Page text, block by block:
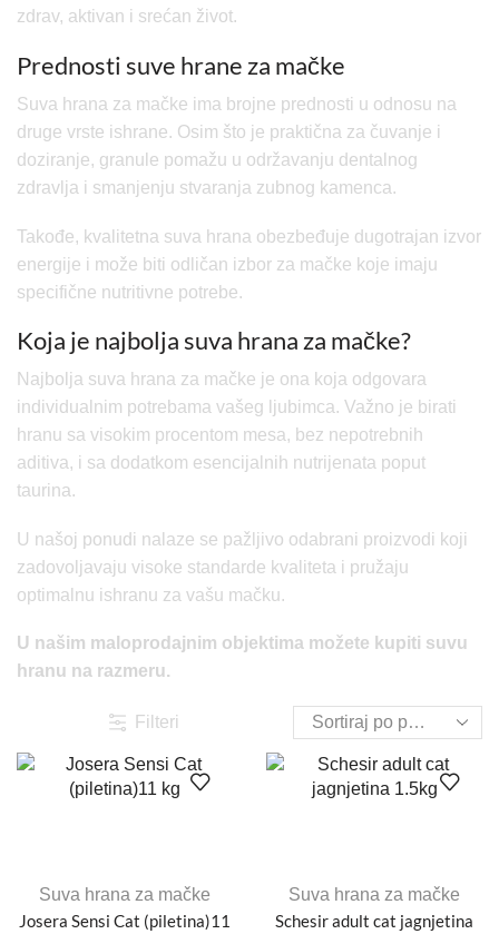
zdrav, aktivan i srećan život.
Prednosti suve hrane za mačke
Suva hrana za mačke ima brojne prednosti u odnosu na
druge vrste ishrane. Osim što je praktična za čuvanje i
doziranje, granule pomažu u održavanju dentalnog
zdravlja i smanjenju stvaranja zubnog kamenca.
Takođe, kvalitetna suva hrana obezbeđuje dugotrajan izvor
energije i može biti odličan izbor za mačke koje imaju
specifične nutritivne potrebe.
Koja je najbolja suva hrana za mačke?
Najbolja suva hrana za mačke je ona koja odgovara
individualnim potrebama vašeg ljubimca. Važno je birati
hranu sa visokim procentom mesa, bez nepotrebnih
aditiva, i sa dodatkom esencijalnih nutrijenata poput
taurina.
U našoj ponudi nalaze se pažljivo odabrani proizvodi koji
zadovoljavaju visoke standarde kvaliteta i pružaju
optimalnu ishranu za vašu mačku.
U našim maloprodajnim objektima možete kupiti suvu
hranu na razmeru.
Filteri
Suva hrana za mačke
Josera Sensi Cat (piletina)11
Suva hrana za mačke
Schesir adult cat jagnjetina